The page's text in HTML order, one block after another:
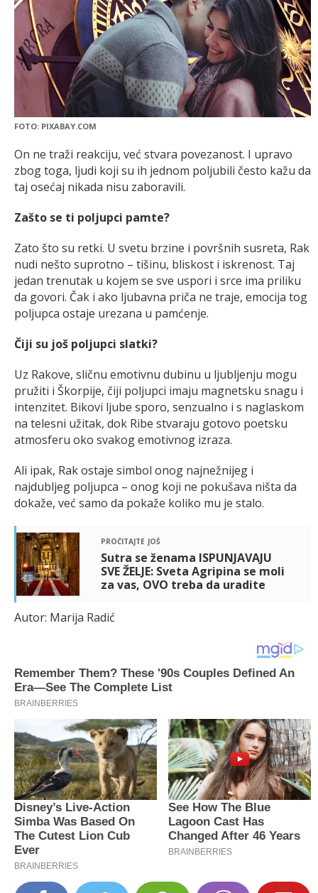
FOTO: PIXABAY.COM
On ne traži reakciju, već stvara povezanost. I upravo
zbog toga, ljudi koji su ih jednom poljubili često kažu da
taj osećaj nikada nisu zaboravili.
Zašto se ti poljupci pamte?
Zato što su retki. U svetu brzine i površnih susreta, Rak
nudi nešto suprotno – tišinu, bliskost i iskrenost. Taj
jedan trenutak u kojem se sve uspori i srce ima priliku
da govori. Čak i ako ljubavna priča ne traje, emocija tog
poljupca ostaje urezana u pamćenje.
Čiji su još poljupci slatki?
Uz Rakove, sličnu emotivnu dubinu u ljubljenju mogu
pružiti i Škorpije, čiji poljupci imaju magnetsku snagu i
intenzitet. Bikovi ljube sporo, senzualno i s naglaskom
na telesni užitak, dok Ribe stvaraju gotovo poetsku
atmosferu oko svakog emotivnog izraza.
Ali ipak, Rak ostaje simbol onog najnežnijeg i
najdubljeg poljupca – onog koji ne pokušava ništa da
dokaže, već samo da pokaže koliko mu je stalo.
pročitajte još
Sutra se ženama ISPUNJAVAJU
SVE ŽELJE: Sveta Agripina se moli
za vas, OVO treba da uradite
Autor: Marija Radić